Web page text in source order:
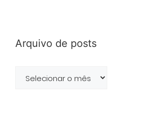
Arquivo de posts